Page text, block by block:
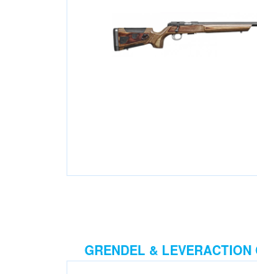
GRENDEL & LEVERACTION